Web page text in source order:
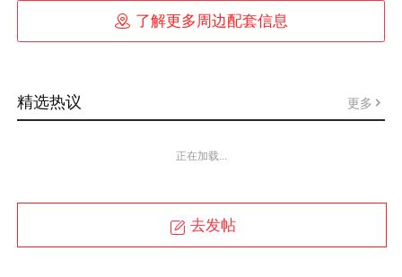
 了解更多周边配套信息
精选热议 更多
正在加载...
去发帖